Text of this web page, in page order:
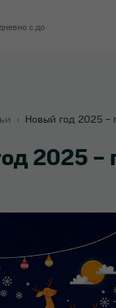
с до
› Новый год 2025 –
2025 –